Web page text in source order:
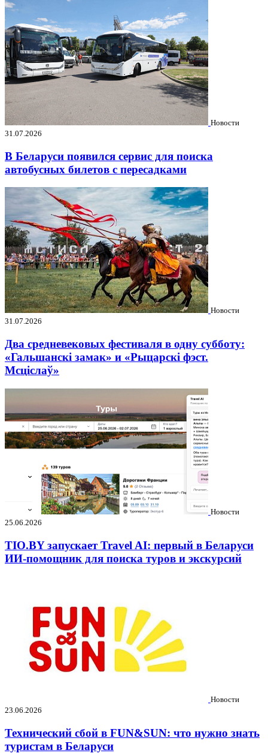
Новости
31.07.2026
В Беларуси появился сервис для поиска
автобусных билетов с пересадками
Новости
31.07.2026
Два средневековых фестиваля в одну субботу:
«Гальшанскі замак» и «Рыцарскі фэст.
Мсціслаў»
Новости
25.06.2026
TIO.BY запускает Travel AI: первый в Беларуси
ИИ-помощник для поиска туров и экскурсий
Новости
23.06.2026
Технический сбой в FUN&SUN: что нужно знать
туристам в Беларуси